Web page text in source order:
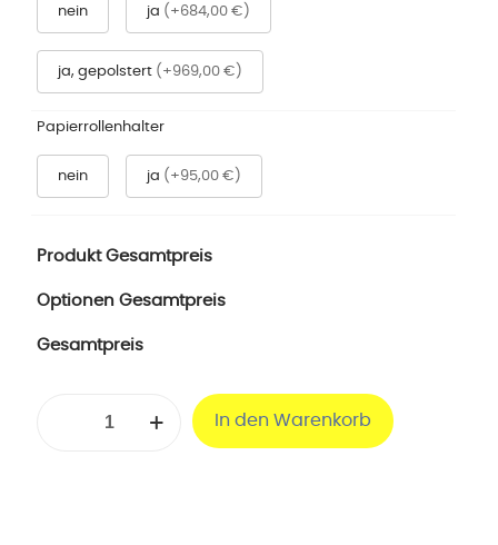
nein ja (+684,00 €)
ja, gepolstert (+969,00 €)
Papierrollenhalter
nein ja (+95,00 €)
Produkt Gesamtpreis
Optionen Gesamtpreis
Gesamtpreis
In den Warenkorb